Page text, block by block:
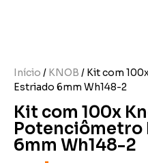
Início / KNOB / Kit com
Estriado 6mm Wh148-2
Kit com 100x
Potenciômetro
6mm Wh148-2